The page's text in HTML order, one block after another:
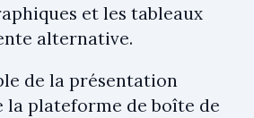
et les tableaux
alternative.
de la présentation
la plateforme de boîte de